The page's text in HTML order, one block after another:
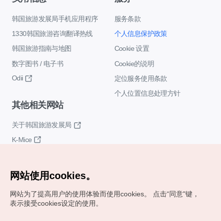
韩国旅游发展局手机应用程序
1330韩国旅游咨询翻译热线
韩国旅游指南与地图
数字图书 / 电子书
Odii
服务条款
个人信息保护政策
Cookie 设置
Cookie的说明
定位服务使用条款
个人位置信息处理方针
其他相关网站
关于韩国旅游发展局
K-Mice
网站使用cookies。
网站为了提高用户的使用体验而使用cookies。
点击“同意"键，
表示接受cookies设定的使用。